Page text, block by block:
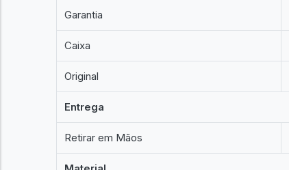
Garantia
Caixa
Original
Entrega
Retirar em Mãos